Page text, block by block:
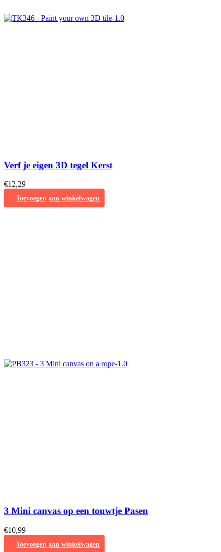
Verf je eigen 3D tegel Kerst
€12,29
Toevoegen aan winkelwagen
3 Mini canvas op een touwtje Pasen
€10,99
Toevoegen aan winkelwagen